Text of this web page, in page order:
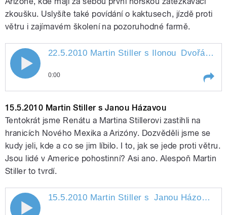
pause
zkoušku. Uslyšíte také povídání o kaktusech, jízdě proti
větru i zajímavém školení na pozoruhodné farmě.
22.5.2010 Martin Stiller s Ilonou
Dvořákovou
pause
22.5.2010 Martin Stiller s Ilonou Dvořákovou
0:00
Ilonou
15.5.2010 Martin Stiller s Janou Házavou
Tentokrát jsme Renátu a Martina Stillerovi zastihli na
hranicích Nového Mexika a Arizóny. Dozvěděli jsme se
kudy jeli, kde a co se jim líbilo. I to, jak se jede proti větru.
Jsou lidé v Americe pohostinní? Asi ano. Alespoň Martin
Stiller to tvrdí.
15.5.2010 Martin Stiller s Janou
15.5.2010 Martin Stiller s Janou Házovou